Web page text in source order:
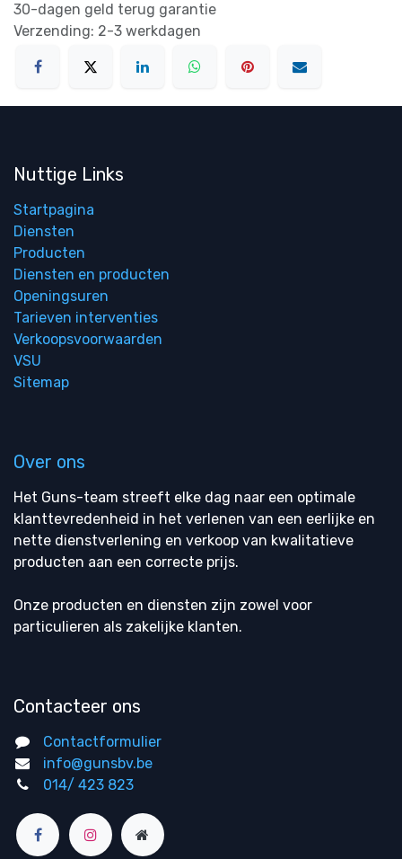
30-dagen geld terug garantie
Verzending: 2-3 werkdagen
Nuttige Links
Startpagina
Diensten
Producten
Diensten en producten
Openingsuren
Tarieven interventies
Verkoopsvoorwaarden
VSU
Sitemap
Over ons
Het Guns-team streeft elke dag naar een optimale
klanttevredenheid in het verlenen van een eerlijke en
nette dienstverlening en verkoop van kwalitatieve
producten aan een correcte prijs.
Onze producten en diensten zijn zowel voor
particulieren als zakelijke klanten.
Contacteer ons
Contactformulier
info@gunsbv.be
014/ 423 823